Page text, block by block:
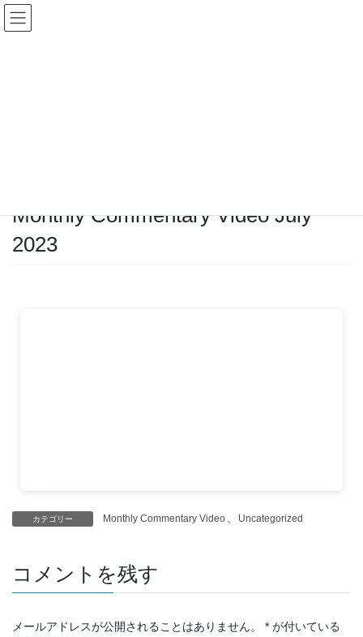
Monthly Commentary Video July
2023
カテゴリー Monthly Commentary Video 、 Uncategorized
コメントを残す
メールアドレスが公開されることはありません。 * が付いている